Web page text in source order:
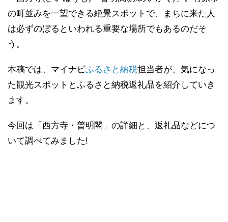
の町並みを一望できる絶景スポットで、まちに来た人
は必ずのぼるといわれる重要な場所でもあるのだそ
う。
本稿では、マイナビふるさと納税担当者が、気になっ
た観光スポットとふるさと納税返礼品を紹介していき
ます。
今回は「西方寺・普明閣」の詳細と、返礼品などにつ
いて調べてみました!